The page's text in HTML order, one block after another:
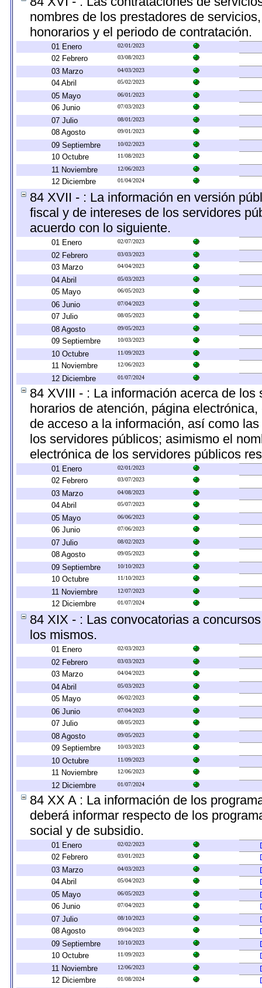
nombres de los prestadores de
honorarios y el periodo de contratación.
01 Enero 02/01/2023
02 Febrero 03/08/2023
03 Marzo 04/03/2023
04 Abril 05/02/2023
05 Mayo 06/01/2023
06 Junio 07/03/2023
07 Julio 08/01/2023
08 Agosto 09/01/2023
09 Septiembre 10/02/2023
10 Octubre 11/08/2023
11 Noviembre 12/06/2023
12 Diciembre 01/04/2024
84 XVII - : La información en versión
fiscal y de intereses de los servidores
acuerdo con lo siguiente.
01 Enero 02/07/2023
02 Febrero 03/03/2023
03 Marzo 04/04/2023
04 Abril 05/03/2023
05 Mayo 06/05/2023
06 Junio 07/04/2023
07 Julio 08/05/2023
08 Agosto 09/05/2023
09 Septiembre 10/03/2023
10 Octubre 11/09/2023
11 Noviembre 12/06/2023
12 Diciembre 01/07/2024
84 XVIII - : La información acerca de
horarios de atención, página
de acceso a la información, así como
los servidores públicos; asimismo el
electrónica de los servidores públicos
01 Enero 02/01/2023
02 Febrero 03/07/2023
03 Marzo 04/08/2023
04 Abril 05/07/2023
05 Mayo 06/06/2023
06 Junio 07/06/2023
07 Julio 08/02/2023
08 Agosto 09/05/2023
09 Septiembre 10/10/2023
10 Octubre 11/10/2023
11 Noviembre 12/07/2023
12 Diciembre 01/07/2024
84 XIX - : Las convocatorias a
los mismos.
01 Enero 02/03/2023
02 Febrero 03/03/2023
03 Marzo 04/04/2023
04 Abril 05/03/2023
05 Mayo 06/02/2023
06 Junio 07/04/2023
07 Julio 08/05/2023
08 Agosto 09/05/2023
09 Septiembre 10/03/2023
10 Octubre 11/09/2023
11 Noviembre 12/06/2023
12 Diciembre 01/07/2024
84 XX A : La información de los
deberá informar respecto de los
social y de subsidio.
01 Enero 02/02/2023
02 Febrero
03/01/2023
03 Marzo
04/03/2023
04 Abril
05/04/2023
05 Mayo
06/05/2023
06 Junio
07/04/2023
07 Julio
08/10/2023
08 Agosto
09/04/2023
09 Septiembre
10/10/2023
10 Octubre
11/09/2023
11 Noviembre
12/06/2023
12 Diciembre
01/08/2024